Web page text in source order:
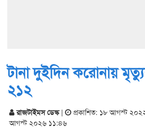
টানা দুইদিন করোনায়
২১২
রাজটাইমস ডেস্ক| প্রকাশিত: ১৮ আগস্ট
আগস্ট ২০২৬ ১১:৪৬